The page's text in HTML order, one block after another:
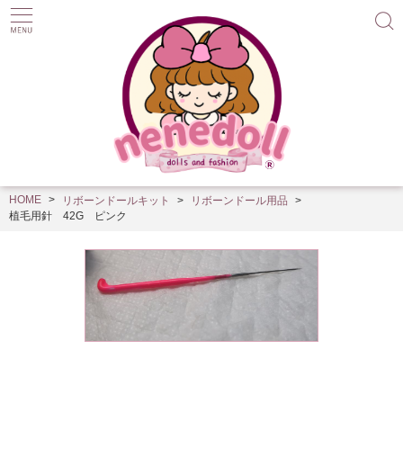
HOME リボーンドールキット
リボーンドール用品
植毛用針 42G ピンク